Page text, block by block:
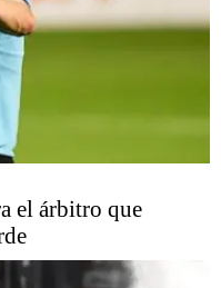
el árbitro que